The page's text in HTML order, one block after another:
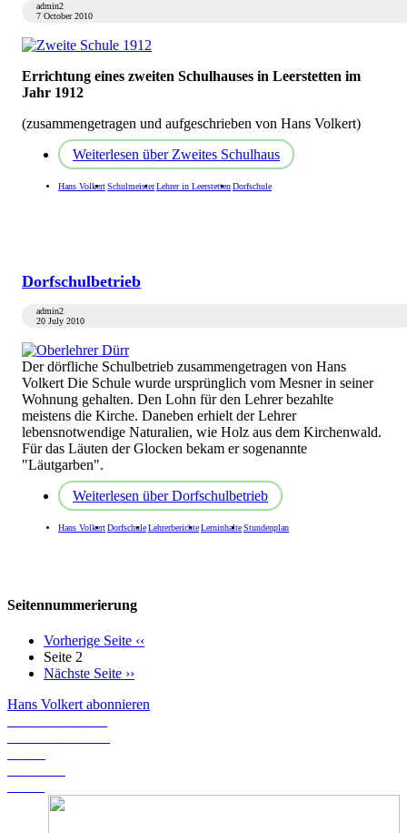
admin2
7 October 2010
Errichtung eines zweiten Schulhauses in Leerstetten im
Jahr 1912
(zusammengetragen und aufgeschrieben von Hans Volkert)
Weiterlesen über Zweites Schulhaus
Hans VolkertSchulmeisterLehrer in LeerstettenDorfschule
Dorfschulbetrieb
admin2
20 July 2010
Der dörfliche Schulbetrieb zusammengetragen von Hans
Volkert Die Schule wurde ursprünglich vom Mesner in seiner
Wohnung gehalten. Den Lohn für den Lehrer bezahlte
meistens die Kirche. Daneben erhielt der Lehrer
lebensnotwendige Naturalien, wie Holz aus dem Kirchenwald.
Für das Läuten der Glocken bekam er sogenannte
"Läutgarben".
Weiterlesen über Dorfschulbetrieb
Hans VolkertDorfschuleLehrerberichteLerninhalteStundenplan
Seitennummerierung
Vorherige Seite ‹‹
Seite 2
Nächste Seite ››
Hans Volkert abonnieren
Schwanstetten.de
Landratsamt Roth
BLFD
Landkarte
Wetter